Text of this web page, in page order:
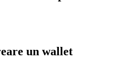
un wallet